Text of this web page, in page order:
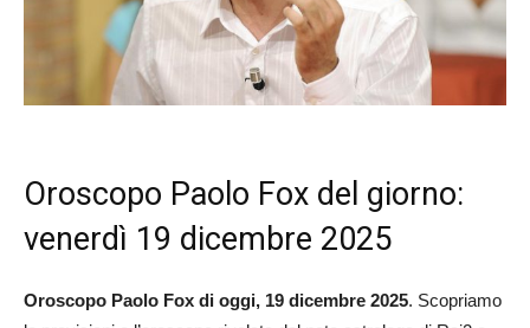
Oroscopo Paolo Fox del giorno:
venerdì 19 dicembre 2025
Oroscopo Paolo Fox di oggi, 19 dicembre 2025. Scopriamo